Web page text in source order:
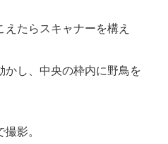
えたらスキャナーを構え
かし、中央の枠内に野鳥を
影。